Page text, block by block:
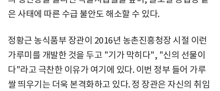
은 사태에 따른 수급 불안도 해소할 수 있다.
정황근 농식품부 장관이 2016년 농촌진흥청장 시절 이런
가루미를 개발한 것을 두고 "기가 막히다", "신의 선물이
다"라고 극찬한 이유가 여기에 있다. 이번 정부 들어 가루
쌀 띄우기는 더욱 본격화하고 있다. 정 장관은 자신의 취임